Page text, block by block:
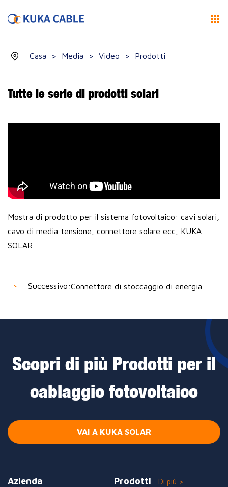
Casa > Media > Video > Prodotti
Tutte le serie di prodotti solari
Mostra di prodotto per il sistema fotovoltaico: cavi solari,
cavo di media tensione, connettore solare ecc, KUKA
SOLAR
Successivo:Connettore di stoccaggio di energia
Scopri di più Prodotti per il
cablaggio fotovoltaico
VAI A KUKA SOLAR
Azienda Prodotti Di più >